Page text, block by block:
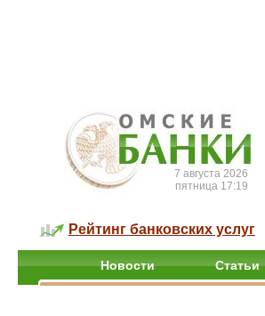
7 августа 2026
пятница 17:19
Рейтинг банковских услуг
Новости Статьи